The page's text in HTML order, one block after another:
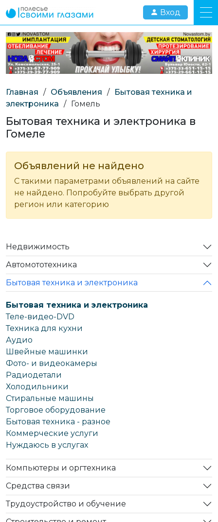
Вход
Главная / Объявления /
Бытовая техника и
электроника / Гомель
Бытовая техника и электроника в
Гомеле
Объявлений не найдено
С такими параметрами объявлений на сайте
не найдено. Попробуйте выбрать другой
регион или категорию
Недвижимость
Автомототехника
Бытовая техника и электроника
Бытовая техника и электроника
Теле-видео-DVD
Техника для кухни
Аудио
Швейные машинки
Фото- и видеокамеры
Радиодетали
Холодильники
Стиральные машины
Торговое оборудование
Бытовая техника - разное
Коммерческие услуги
Нуждаюсь в услугах
Компьютеры и оргтехника
Средства связи
Трудоустройство и обучение